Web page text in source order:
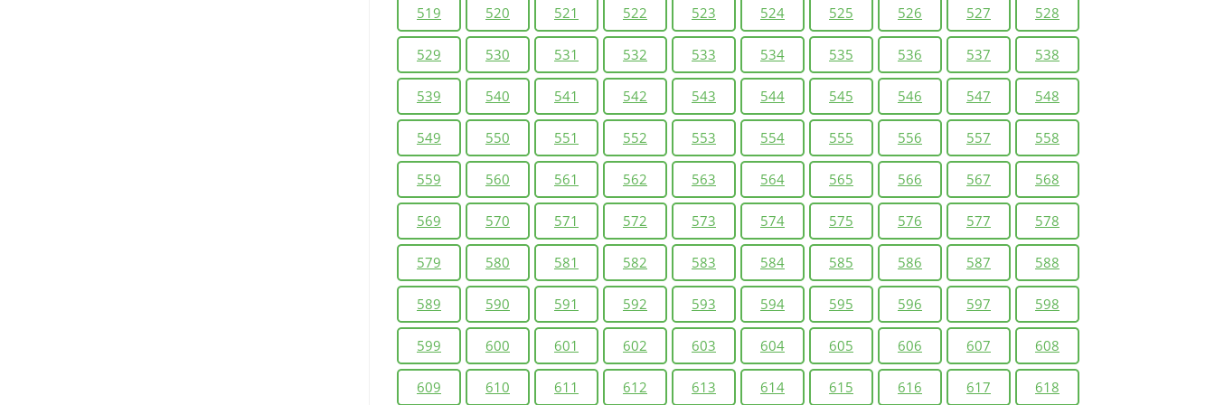
519 520 521 522 523 524 525 526 527 528
529 530 531 532 533 534 535 536 537 538
539 540 541 542 543 544 545 546 547 548
549 550 551 552 553 554 555 556 557 558
559 560 561 562 563 564 565 566 567 568
569 570 571 572 573 574 575 576 577 578
579 580 581 582 583 584 585 586 587 588
589 590 591 592 593 594 595 596 597 598
599 600 601 602 603 604 605 606 607 608
609 610 611 612 613 614 615 616 617 618